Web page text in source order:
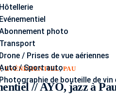
Hôtellerie
Evénementiel
photo
Transport
Drone / Prises de vue aériennes
/ Sport auto
Photographie de bouteille de
,EVÉNEMENTIEL,PAU
// AYO, jazz à